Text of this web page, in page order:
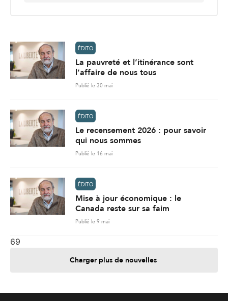
ÉDITO
La pauvreté et l’itinérance sont
l’affaire de nous tous
Publié le 30 mai
ÉDITO
Le recensement 2026 : pour savoir
qui nous sommes
Publié le 16 mai
ÉDITO
Mise à jour économique : le
Canada reste sur sa faim
Publié le 9 mai
69
Charger plus de nouvelles